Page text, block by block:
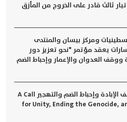
ثالث قادر على الخروج من المأزق
ومركز بيسان والمنتدى
يعقد مؤتمر "نحو تعزيز دور
العدوان والإعمار وإحباط الضم
نداء من أجل الوحدة ووقف الإبادة وإحباط الضم والتهجير A Call
for Unity, Ending the Genocide,